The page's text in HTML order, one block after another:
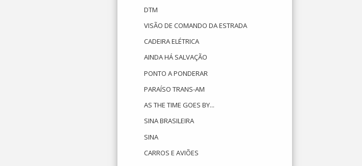
DTM
VISÃO DE COMANDO DA ESTRADA
CADEIRA ELÉTRICA
AINDA HÁ SALVAÇÃO
PONTO A PONDERAR
PARAÍSO TRANS-AM
AS THE TIME GOES BY...
SINA BRASILEIRA
SINA
CARROS E AVIÕES